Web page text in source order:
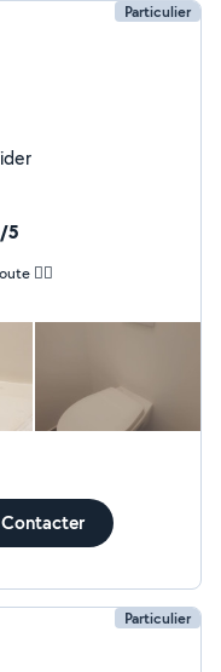
Particulier
5
👍🏼
Contacter
Particulier